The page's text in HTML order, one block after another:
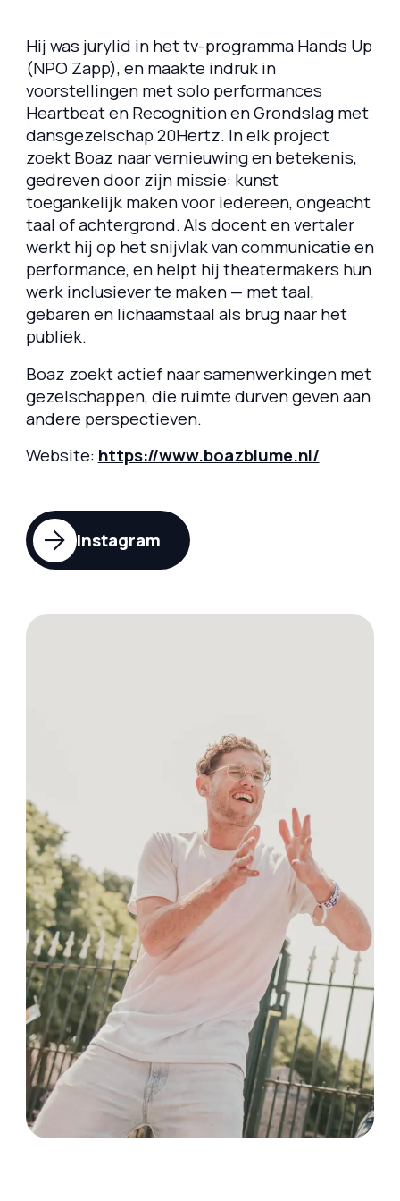
Hij was jurylid in het tv-programmaHands Up
(NPO Zapp), en maakte indruk in
voorstellingen met solo performances
HeartbeatenRecognition en Grondslagmet
dansgezelschap 20Hertz. In elk project
zoekt Boaz naar vernieuwing en betekenis,
gedreven door zijn missie: kunst
toegankelijk maken voor iedereen, ongeacht
taal of achtergrond. Als docent en vertaler
werkt hij op het snijvlak van communicatie en
performance, en helpt hij theatermakers hun
werk inclusiever te maken — met taal,
gebaren en lichaamstaal als brug naar het
publiek.
Boaz zoekt actief naar samenwerkingen met
gezelschappen, die ruimte durven geven aan
andere perspectieven.
Website: https://www.boazblume.nl/
Instagram